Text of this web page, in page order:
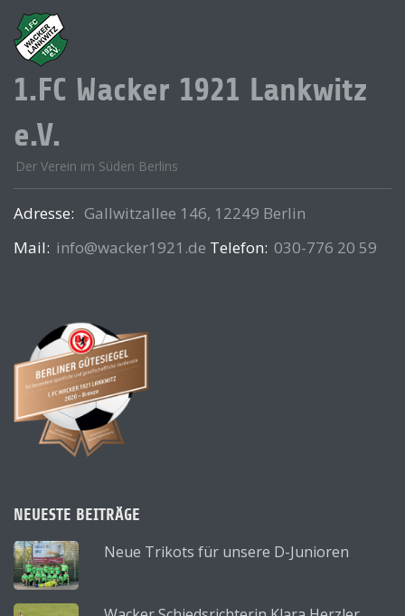
1.FC Wacker 1921 Lankwitz
e.V.
Der Verein im Süden Berlins
Adresse: Gallwitzallee 146, 12249 Berlin
Mail: info@wacker1921.de Telefon: 030-776 20 59
NEUESTE BEITRÄGE
Neue Trikots für unsere D-Junioren